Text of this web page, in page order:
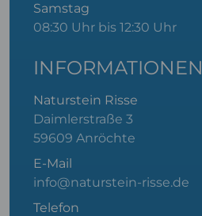
Samstag
08:30 Uhr bis 12:30 Uhr
INFORMATIONEN
Naturstein Risse
Daimlerstraße 3
59609 Anröchte
E-Mail
info@naturstein-risse.de
Telefon